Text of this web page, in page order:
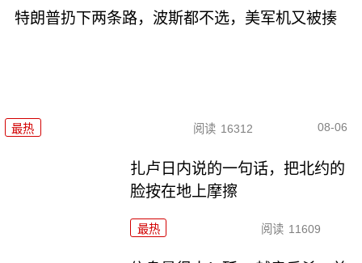
特朗普扔下两条路，波斯都不选，美军机又被揍
最热 阅读 16312 08-06
扎卢日内说的一句话，把北约的
脸按在地上摩擦
最热 阅读 11609